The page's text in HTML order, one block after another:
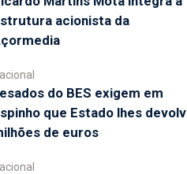
acionista da
do BES exigem em
que Estado lhes
de euros